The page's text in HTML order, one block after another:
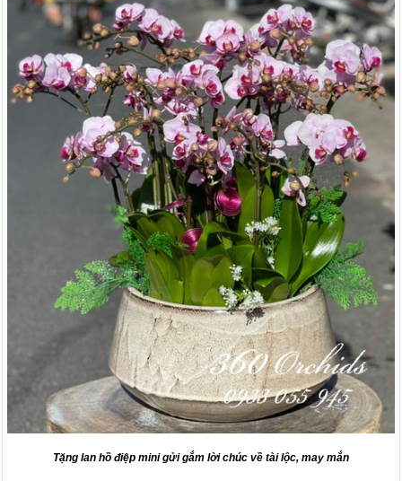
Tặng lan hồ điệp mini gửi gắm lời chúc về tài lộc, may mắn